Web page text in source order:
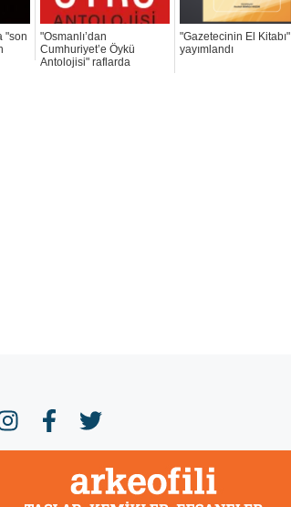
"son
"Osmanlı’dan
Cumhuriyet’e Öykü
Antolojisi" raflarda
"Gazetecinin El Kitabı"
yayımlandı